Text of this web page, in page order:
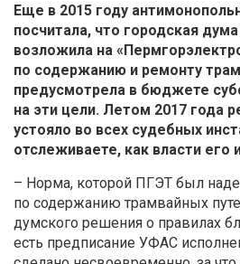
Еще в 2015 году
посчитала, что городская
возложила на
по содержанию и ремонту
предусмотрела в бюджете
на эти цели. Летом 2017 года
устояло во всех судебных
отслеживаете, как власти его
– Норма, которой ПГЭТ был
по содержанию трамвайных
думского решения о правилах
есть предписание УФАС